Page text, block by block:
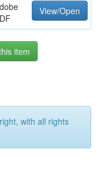
View/Open
item
with all rights